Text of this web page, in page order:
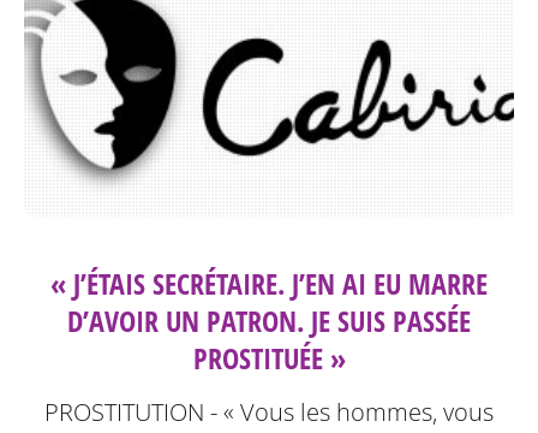
« J’ÉTAIS SECRÉTAIRE. J’EN AI EU MARRE
D’AVOIR UN PATRON. JE SUIS PASSÉE
PROSTITUÉE »
PROSTITUTION - « Vous les hommes, vous